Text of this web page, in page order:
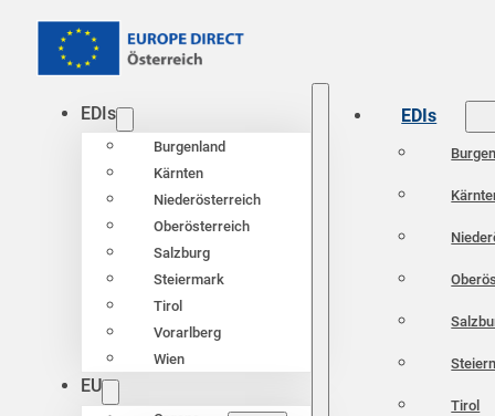
EDIs
Burgenland
Kärnten
Niederösterreich
Oberösterreich
Salzburg
Steiermark
Tirol
Vorarlberg
Wien
EU
EDIs
Tirol